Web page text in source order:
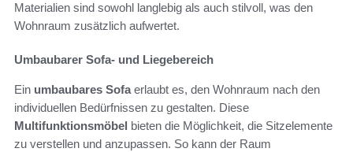
Materialien sind sowohl langlebig als auch stilvoll, was den
Wohnraum zusätzlich aufwertet.
Umbaubarer Sofa- und Liegebereich
Ein umbaubares Sofaerlaubt es, den Wohnraum nach den
individuellen Bedürfnissen zu gestalten. Diese
Multifunktionsmöbel bieten die Möglichkeit, die Sitzelemente
zu verstellen und anzupassen. So kann der Raum